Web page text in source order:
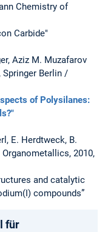
Chemistry of
Carbide"
Aziz M. Muzafarov
Berlin /
of Polysilanes:
E. Herdtweck, B.
Organometallics, 2010,
and catalytic
compounds”
für